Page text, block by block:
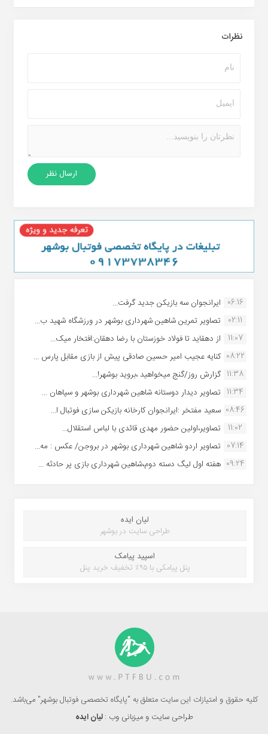
نظرات
06:16 ایرانجوان سه بازیکن جدید گرفت...
02:11
تصاویر تمرین شاهین شهردارى بوشهر در ورزشگاه شهید ب...
11:07
از دهقاید تا فولاد خوزستان با رضا دهقان:افتخار میک...
08:22 کنایه عجیب امیر حسین صادقی پیش از بازی مقابل پارس ...
11:38 گزارش روز/گنج میخواهید ،بروید بوشهر!...
11:34 تصاویر دیدار دوستانه شاهین شهردارى بوشهر و سپاهان ...
08:46 سعید مفتخر :ایرانجوان کارخانه بازیکن سازی فوتبال ا...
11:02
تصاویر،اولین حضور مهدی قائدی با لباس استقلال...
07:14 تصاویر اردو شاهین شهرداری بوشهر در بروجن/ عکس : مه...
09:24 هفته اول لیگ دسته دوم،شاهین شهرداری بازی پر حادثه ...
لیان ایده
طراحی سایت در بوشهر
اسپید پیامک
پنل پیامکی با ۹۵٪ تخفیف خرید پنل
کلیه حقوق و امتیازات این سایت متعلق به "پایگاه تخصصی فوتبال بوشهر" می‌باشد.
طراحی سایت و میزبانی وب :لیان ایده